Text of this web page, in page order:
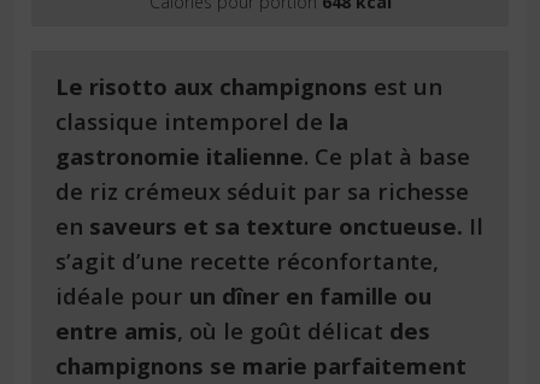
Le risotto aux champignons est un
classique intemporel de la
gastronomie italienne. Ce plat à base
de riz crémeux séduit par sa richesse
en saveurs et sa texture onctueuse. Il
s’agit d’une recette réconfortante,
idéale pour un dîner en famille ou
entre amis, où le goût délicat des
champignons se marie parfaitement